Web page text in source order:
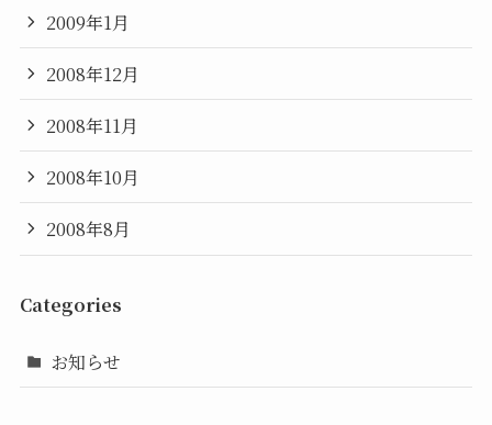
2009年1月
2008年12月
2008年11月
2008年10月
2008年8月
Categories
お知らせ